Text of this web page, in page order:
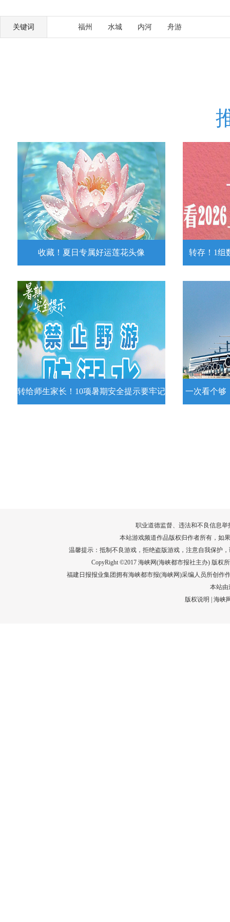
关键词 福州 水城 内河 舟游
收藏！夏日专属好运莲花头像
收藏！夏日专属好运莲花头像
夏日专属好运莲花头像！
详情
转存！1组
转存！1
况发布。
转给师生家长！10项暑期安全提示要牢记 一次看个够
职业道德监督、违法和不良信息举
本站游戏频道作品版权归作者所有，如
温馨提示：抵制不良游戏，拒绝盗版游戏，注意自我保护
CopyRight ©2017 海峡网(海峡都市报社主办) 版权
福建日报报业集团拥有海峡都市报(海峡网)采编人员所创作
本站由
版权说明
|海峡